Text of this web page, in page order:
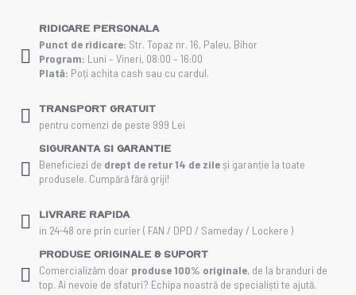
Ridicare personala
Punct de ridicare: Str. Topaz nr. 16, Paleu, Bihor
Program: Luni – Vineri, 08:00 – 16:00
Plată: Poți achita cash sau cu cardul.
Transport gratuit
pentru comenzi de peste 999 Lei
Siguranta si Garantie
Beneficiezi de drept de retur 14 de zileși garanție la toate
produsele. Cumpără fără griji!
Livrare rapida
in 24-48 ore prin curier ( FAN / DPD / Sameday / Lockere )
Produse Originale & Suport
Comercializăm doar produse 100% originale, de la branduri de
top. Ai nevoie de sfaturi? Echipa noastră de specialiști te ajută.